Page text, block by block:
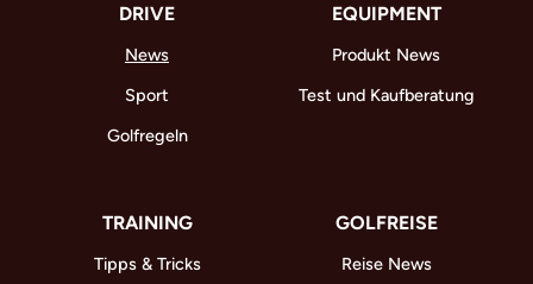
DRIVE
News
Sport
Golfregeln
EQUIPMENT
Produkt News
Test und Kaufberatung
TRAINING
Tipps & Tricks
GOLFREISE
Reise News